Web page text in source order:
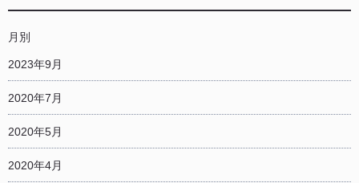
月別
2023年9月
2020年7月
2020年5月
2020年4月